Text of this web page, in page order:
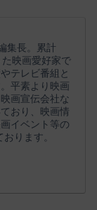
集長。累計
映画愛好家で
テレビ番組と
平素より映画
画宣伝会社な
おり、映画情
イベント等の
ります。